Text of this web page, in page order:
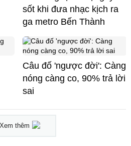
sốt khi đưa nhạc kịch ra
ga metro Bến Thành
Câu đố 'ngược đời': Càng
nóng càng co, 90% trả lời
sai
Xem thêm